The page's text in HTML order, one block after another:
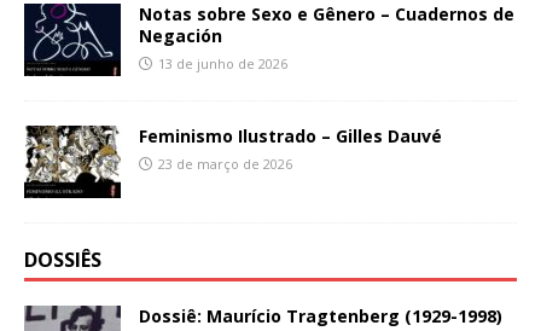
Notas sobre Sexo e Gênero – Cuadernos de
Negación
13 de junho de 2026
Feminismo Ilustrado – Gilles Dauvé
23 de março de 2026
DOSSIÊS
Dossiê: Maurício Tragtenberg (1929-1998)